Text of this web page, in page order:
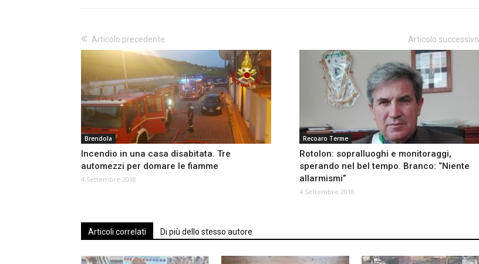
Articolo precedente
Brendola
Incendio in una casa disabitata. Tre
automezzi per domare le fiamme
4 Settembre 2018
Articolo successivo
Recoaro Terme
Rotolon: sopralluoghi e monitoraggi,
sperando nel bel tempo. Branco: “Niente
allarmismi”
4 Settembre 2018
Articoli correlati Di più dello stesso autore